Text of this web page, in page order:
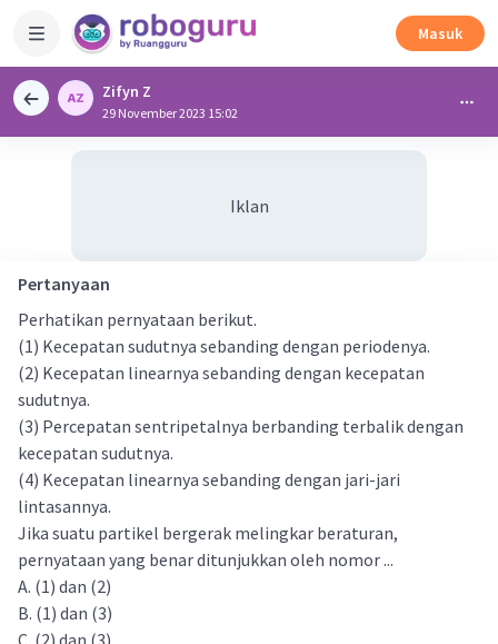
Masuk
Zifyn Z
29 November 2023 15:02
Iklan
Pertanyaan
Perhatikan pernyataan berikut.
(1) Kecepatan sudutnya sebanding dengan periodenya.
(2) Kecepatan linearnya sebanding dengan kecepatan
sudutnya.
(3) Percepatan sentripetalnya berbanding terbalik dengan
kecepatan sudutnya.
(4) Kecepatan linearnya sebanding dengan jari-jari
lintasannya.
Jika suatu partikel bergerak melingkar beraturan,
pernyataan yang benar ditunjukkan oleh nomor ...
A. (1) dan (2)
B. (1) dan (3)
C. (2) dan (3)